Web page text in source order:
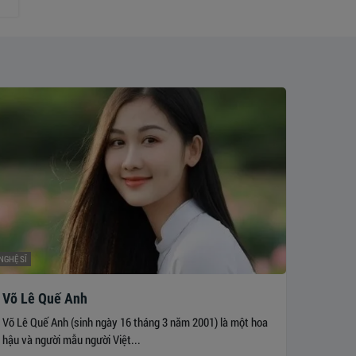
NGHỆ SĨ
Võ Lê Quế Anh
Võ Lê Quế Anh (sinh ngày 16 tháng 3 năm 2001) là một hoa
hậu và người mẫu người Việt...